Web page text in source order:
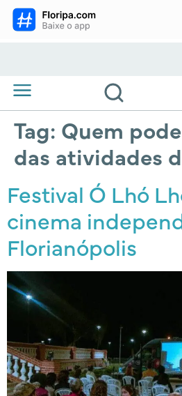
Tag: Quem
das atividades
Festival Ó Lhó
cinema
Florianópolis